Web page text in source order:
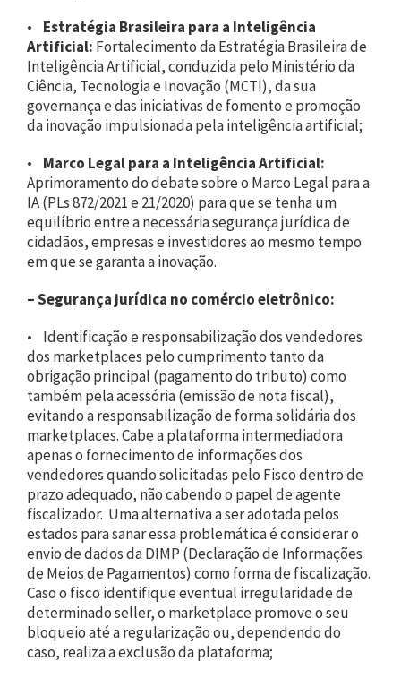
• Estratégia Brasileira para a Inteligência
Artificial: Fortalecimento da Estratégia Brasileira de
Inteligência Artificial, conduzida pelo Ministério da
Ciência, Tecnologia e Inovação (MCTI), da sua
governança e das iniciativas de fomento e promoção
da inovação impulsionada pela inteligência artificial;
• Marco Legal para a Inteligência Artificial:
Aprimoramento do debate sobre o Marco Legal para a
IA (PLs 872/2021 e 21/2020) para que se tenha um
equilíbrio entre a necessária segurança jurídica de
cidadãos, empresas e investidores ao mesmo tempo
em que se garanta a inovação.
– Segurança jurídica no comércio eletrônico:
• Identificação e responsabilização dos vendedores
dos marketplaces pelo cumprimento tanto da
obrigação principal (pagamento do tributo) como
também pela acessória (emissão de nota fiscal),
evitando a responsabilização de forma solidária dos
marketplaces. Cabe a plataforma intermediadora
apenas o fornecimento de informações dos
vendedores quando solicitadas pelo Fisco dentro de
prazo adequado, não cabendo o papel de agente
fiscalizador. Uma alternativa a ser adotada pelos
estados para sanar essa problemática é considerar o
envio de dados da DIMP (Declaração de Informações
de Meios de Pagamentos) como forma de fiscalização.
Caso o fisco identifique eventual irregularidade de
determinado seller, o marketplace promove o seu
bloqueio até a regularização ou, dependendo do
caso, realiza a exclusão da plataforma;